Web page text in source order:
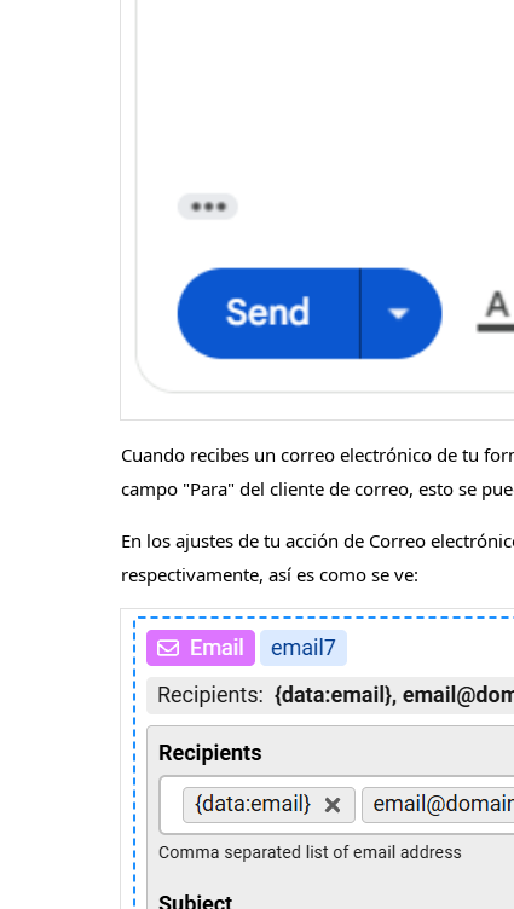
Cuando recibes un correo electrónico de tu
campo "Para" del cliente de correo, esto se
En los ajustes de tu acción de Correo
respectivamente, así es como se ve: